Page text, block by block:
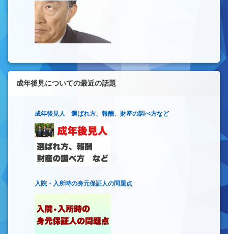
成年後見についての最近の話題
成年後見人 選ばれ方、報酬、財産の調べ方など
入院・入所時の身元保証人の問題点